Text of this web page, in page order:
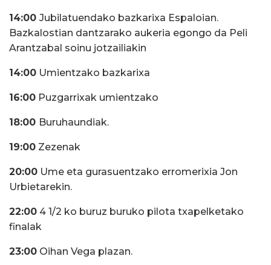
14:00 Jubilatuendako bazkarixa Espaloian.
Bazkalostian dantzarako aukeria egongo da Peli
Arantzabal soinu jotzailiakin
14:00 Umientzako bazkarixa
16:00 Puzgarrixak umientzako
18:00 Buruhaundiak.
19:00 Zezenak
20:00 Ume eta gurasuentzako erromerixia Jon
Urbietarekin.
22:00 4 1/2 ko buruz buruko pilota txapelketako
finalak
23:00 Oihan Vega plazan.